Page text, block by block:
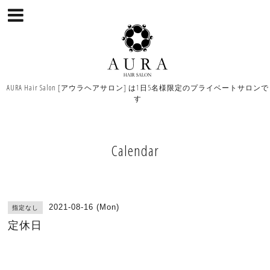
AURA Hair Salon [アウラヘアサロン] は1日5名様限定のプライベートサロンで
す
Calendar
指定なし 2021-08-16 (Mon)
定休日